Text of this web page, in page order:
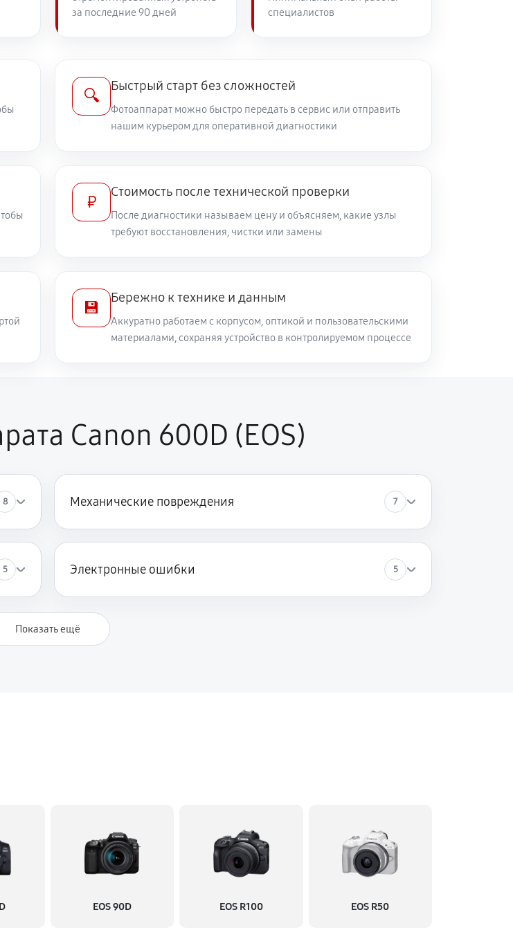
60 минут
1890 руб 60 минут
2750 руб 60 минут
3150 руб 60 минут Заказать
за последние 90 дней
специалистов
🔍
Быстрый старт без сложностей
Фотоаппарат можно быстро передать в сервис или отправить
нашим курьером для оперативной диагностики
₽
Стоимость после технической проверки
После диагностики называем цену и объясняем, какие узлы
требуют восстановления, чистки или замены
💾
Бережно к технике и данным
Аккуратно работаем с корпусом, оптикой и пользовательскими
материалами, сохраняя устройство в контролируемом процессе
Canon 600D (EOS)
8 Механические повреждения 7
5 Электронные ошибки 5
Показать ещё
EOS 90D EOS R100 EOS R50